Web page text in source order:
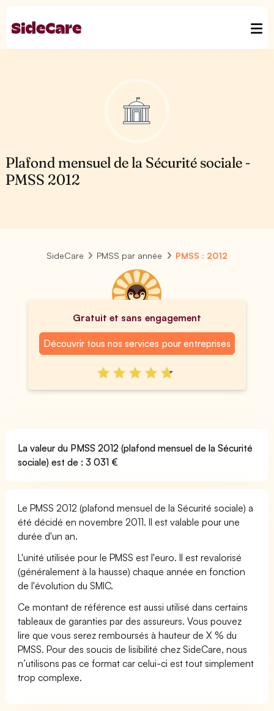
Plafond mensuel de la Sécurité sociale -
PMSS 2012
SideCare PMSS par année PMSS : 2012
Gratuit et sans engagement
Découvrir tous nos services pour entreprises
La valeur du PMSS 2012 (plafond mensuel de la Sécurité
sociale) est de : 3 031 €
Le PMSS 2012 (plafond mensuel de la Sécurité sociale) a
été décidé en novembre 2011. Il est valable pour une
durée d'un an.
L'unité utilisée pour le PMSS est l'euro. Il est revalorisé
(généralement à la hausse) chaque année en fonction
de l'évolution du SMIC.
Ce montant de référence est aussi utilisé dans certains
tableaux de garanties par des assureurs. Vous pouvez
lire que vous serez remboursés à hauteur de X % du
PMSS. Pour des soucis de lisibilité chez SideCare, nous
n’utilisons pas ce format car celui-ci est tout simplement
trop complexe.